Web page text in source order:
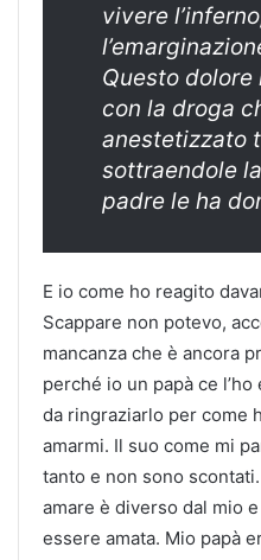
vivere
Questo dolore
con la droga
anestetizzato
sottraendole
padre le ha
E io come ho reagito
Scappare non potevo,
mancanza che è ancora
perché io un papà ce
da ringraziarlo per come
amarmi. Il suo come mi
tanto e non sono
amare è diverso dal mio
essere amata. Mio papà